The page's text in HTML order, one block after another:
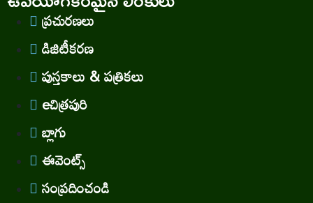
ప్రచురణలు
డిజిటీకరణ
పుస్తకాలు & పత్రికలు
eచిత్రపురి
బ్లాగు
ఈవెంట్స్
సంప్రదించండి